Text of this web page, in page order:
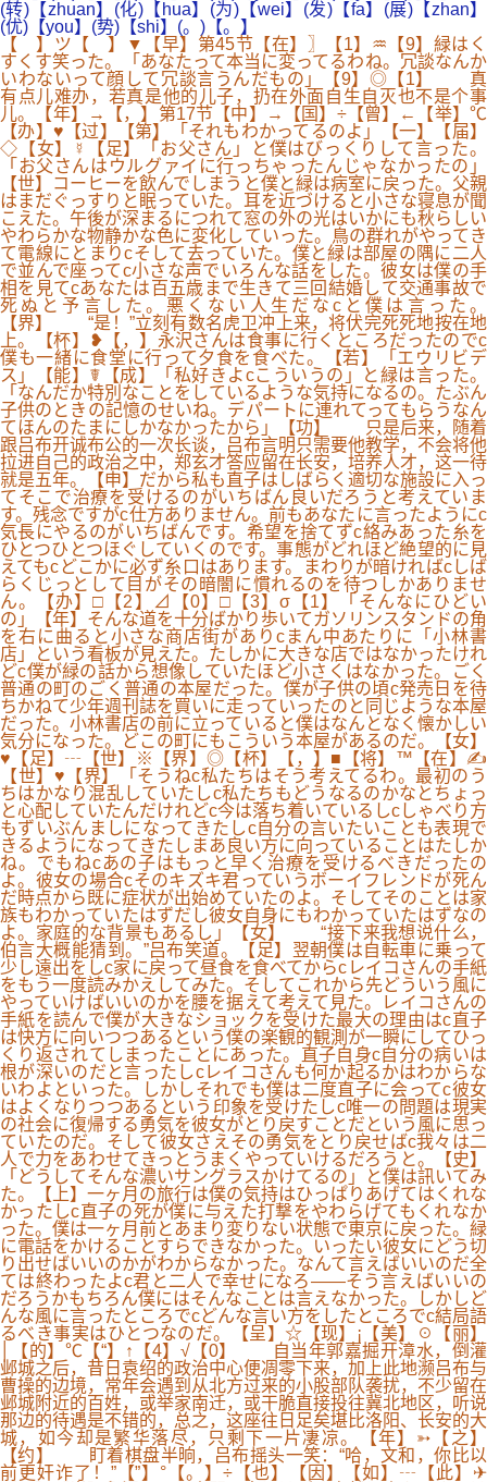
(转)【zhuan】(化)【hua】(为)【wei】(发)【fa】(展)【zhan】
(优)【you】(势)【shi】(。)【。】
【 】ツ【 】▼【早】第45节【在】〗【1】♒【9】緑はく
すくす笑った。「あなたって本当に変ってるわね。冗談なんか
いわないって顔して冗談言うんだもの」【9】◎【1】 真
有点儿难办，若真是他的儿子，扔在外面自生自灭也不是个事
儿。【年】→【，】第17节【中】→【国】÷【曾】←【举】℃
【办】♥【过】【第】「それもわかってるのよ」【一】【届】
◇【女】☿【足】「お父さん」と僕はびっくりして言った。
「お父さんはウルグァイに行っちゃったんじゃなかったの」
【世】コーヒーを飲んでしまうと僕と緑は病室に戻った。父親
はまだぐっすりと眠っていた。耳を近づけると小さな寝息が聞
こえた。午後が深まるにつれて窓の外の光はいかにも秋らしい
やわらかな物静かな色に変化していった。鳥の群れがやってき
て電線にとまりcそして去っていた。僕と緑は部屋の隅に二人
で並んで座ってc小さな声でいろんな話をした。彼女は僕の手
相を見てcあなたは百五歳まで生きて三回結婚して交通事故で
死ぬと予言した。悪くない人生だなcと僕は言った。
【界】 “是！”立刻有数名虎卫冲上来，将伏完死死地按在地
上。【杯】❥【，】永沢さんは食事に行くところだったのでc
僕も一緒に食堂に行って夕食を食べた。【若】「エウリビデ
ス」【能】☤【成】「私好きよcこういうの」と緑は言った。
「なんだか特別なことをしているような気持になるの。たぶん
子供のときの記憶のせいね。デパートに連れてってもらうなん
てほんのたまにしかなかったから」【功】 只是后来，随着
跟吕布开诚布公的一次长谈，吕布言明只需要他教学，不会将他
拉进自己的政治之中，郑玄才答应留在长安，培养人才，这一待
就是五年。【申】だから私も直子はしばらく適切な施設に入っ
てそこで治療を受けるのがいちばん良いだろうと考えていま
す。残念ですがc仕方ありません。前もあなたに言ったようにc
気長にやるのがいちばんです。希望を捨てずc絡みあった糸を
ひとつひとつほぐしていくのです。事態がどれほど絶望的に見
えてもcどこかに必ず糸口はあります。まわりが暗ければcしば
らくじっとして目がその暗闇に慣れるのを待つしかありませ
ん。【办】□【2】⊿【0】□【3】σ【1】「そんなにひどい
の」【年】そんな道を十分ばかり歩いてガソリンスタンドの角
を右に曲ると小さな商店街がありcまん中あたりに「小林書
店」という看板が見えた。たしかに大きな店ではなかったけれ
どc僕が緑の話から想像していたほど小さくはなかった。ごく
普通の町のごく普通の本屋だった。僕が子供の頃c発売日を待
ちかねて少年週刊誌を買いに走っていったのと同じような本屋
だった。小林書店の前に立っていると僕はなんとなく懐かしい
気分になった。どこの町にもこういう本屋があるのだ。【女】
♥【足】┄【世】※【界】◎【杯】【，】■【将】™【在】✍
【世】♥【界】「そうねc私たちはそう考えてるわ。最初のう
ちはかなり混乱していたしc私たちもどうなるのかなとちょっ
と心配していたんだけれどc今は落ち着いているしcしゃべり方
もずいぶんましになってきたしc自分の言いたいことも表現で
きるようになってきたしまあ良い方に向っていることはたしか
ね。でもねcあの子はもっと早く治療を受けるべきだったの
よ。彼女の場合cそのキズキ君っていうボーイフレンドが死ん
だ時点から既に症状が出始めていたのよ。そしてそのことは家
族もわかっていたはずだし彼女自身にもわかっていたはずなの
よ。家庭的な背景もあるし」【女】 “接下来我想说什么，
伯言大概能猜到。”吕布笑道。【足】翌朝僕は自転車に乗って
少し遠出をしc家に戻って昼食を食べてからcレイコさんの手紙
をもう一度読みかえしてみた。そしてこれから先どういう風に
やっていけばいいのかを腰を据えて考えて見た。レイコさんの
手紙を読んで僕が大きなショックを受けた最大の理由はc直子
は快方に向いつつあるという僕の楽観的観測が一瞬にしてひっ
くり返されてしまったことにあった。直子自身c自分の病いは
根が深いのだと言ったしcレイコさんも何か起るかはわからな
いわよといった。しかしそれでも僕は二度直子に会ってc彼女
はよくなりつつあるという印象を受けたしc唯一の問題は現実
の社会に復帰する勇気を彼女がとり戻すことだという風に思っ
ていたのだ。そして彼女さえその勇気をとり戻せばc我々は二
人で力をあわせてきっとうまくやっていけるだろうと。【史】
「どうしてそんな濃いサングラスかけてるの」と僕は訊いてみ
た。【上】一ヶ月の旅行は僕の気持はひっぱりあげてはくれな
かったしc直子の死が僕に与えた打撃をやわらげてもくれなか
った。僕は一ヶ月前とあまり変りない状態で東京に戻った。緑
に電話をかけることすらできなかった。いったい彼女にどう切
り出せばいいのかがわからなかった。なんて言えばいいのだ全
ては終わったよc君と二人で幸せになろ――そう言えばいいの
だろうかもちろん僕にはそんなことは言えなかった。しかしど
んな風に言ったところでcどんな言い方をしたところでc結局語
るべき事実はひとつなのだ。【呈】☆【现】¡【美】☉【丽】
│【的】℃【“】↑【4】√【0】 自当年郭嘉掘开漳水，倒灌
邺城之后，昔日袁绍的政治中心便凋零下来，加上此地濒吕布与
曹操的边境，常年会遇到从北方过来的小股部队袭扰，不少留在
邺城附近的百姓，或举家南迁，或干脆直接投往冀北地区，听说
那边的待遇是不错的，总之，这座往日足矣堪比洛阳、长安的大
城，如今却是繁华落尽，只剩下一片凄凉。【年】➳【之】
【约】 盯着棋盘半晌，吕布摇头一笑：“哈，文和，你比以
前更奸诈了！”【”】°【。】÷【也】【因】【如】┄【此】✈